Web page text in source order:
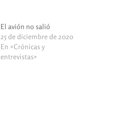
El avión no salió
25 de diciembre de 2020
En «Crónicas y
entrevistas»